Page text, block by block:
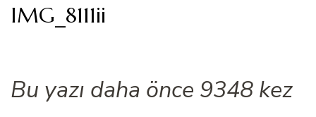
IMG_8111ii
Bu yazı daha önce 9348 kez